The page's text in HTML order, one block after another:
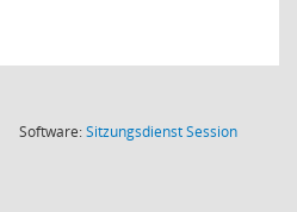
Software:SitzungsdienstSession(Wird in